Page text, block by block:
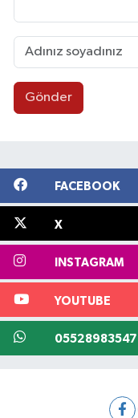
Gönder
FACEBOOK
X
INSTAGRAM
YOUTUBE
05528983547